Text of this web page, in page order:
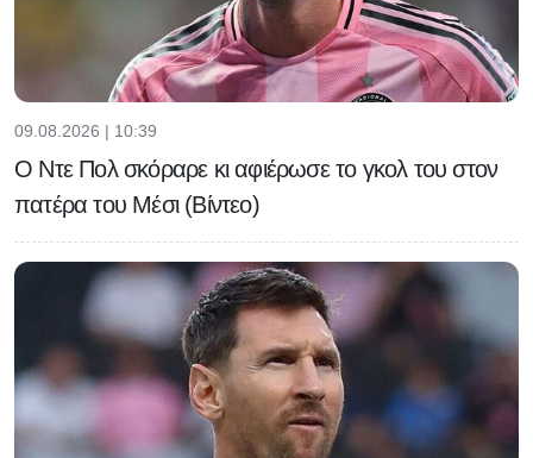
09.08.2026 | 10:39
Ο Ντε Πολ σκόραρε κι αφιέρωσε το γκολ του στον
πατέρα του Μέσι (Βίντεο)